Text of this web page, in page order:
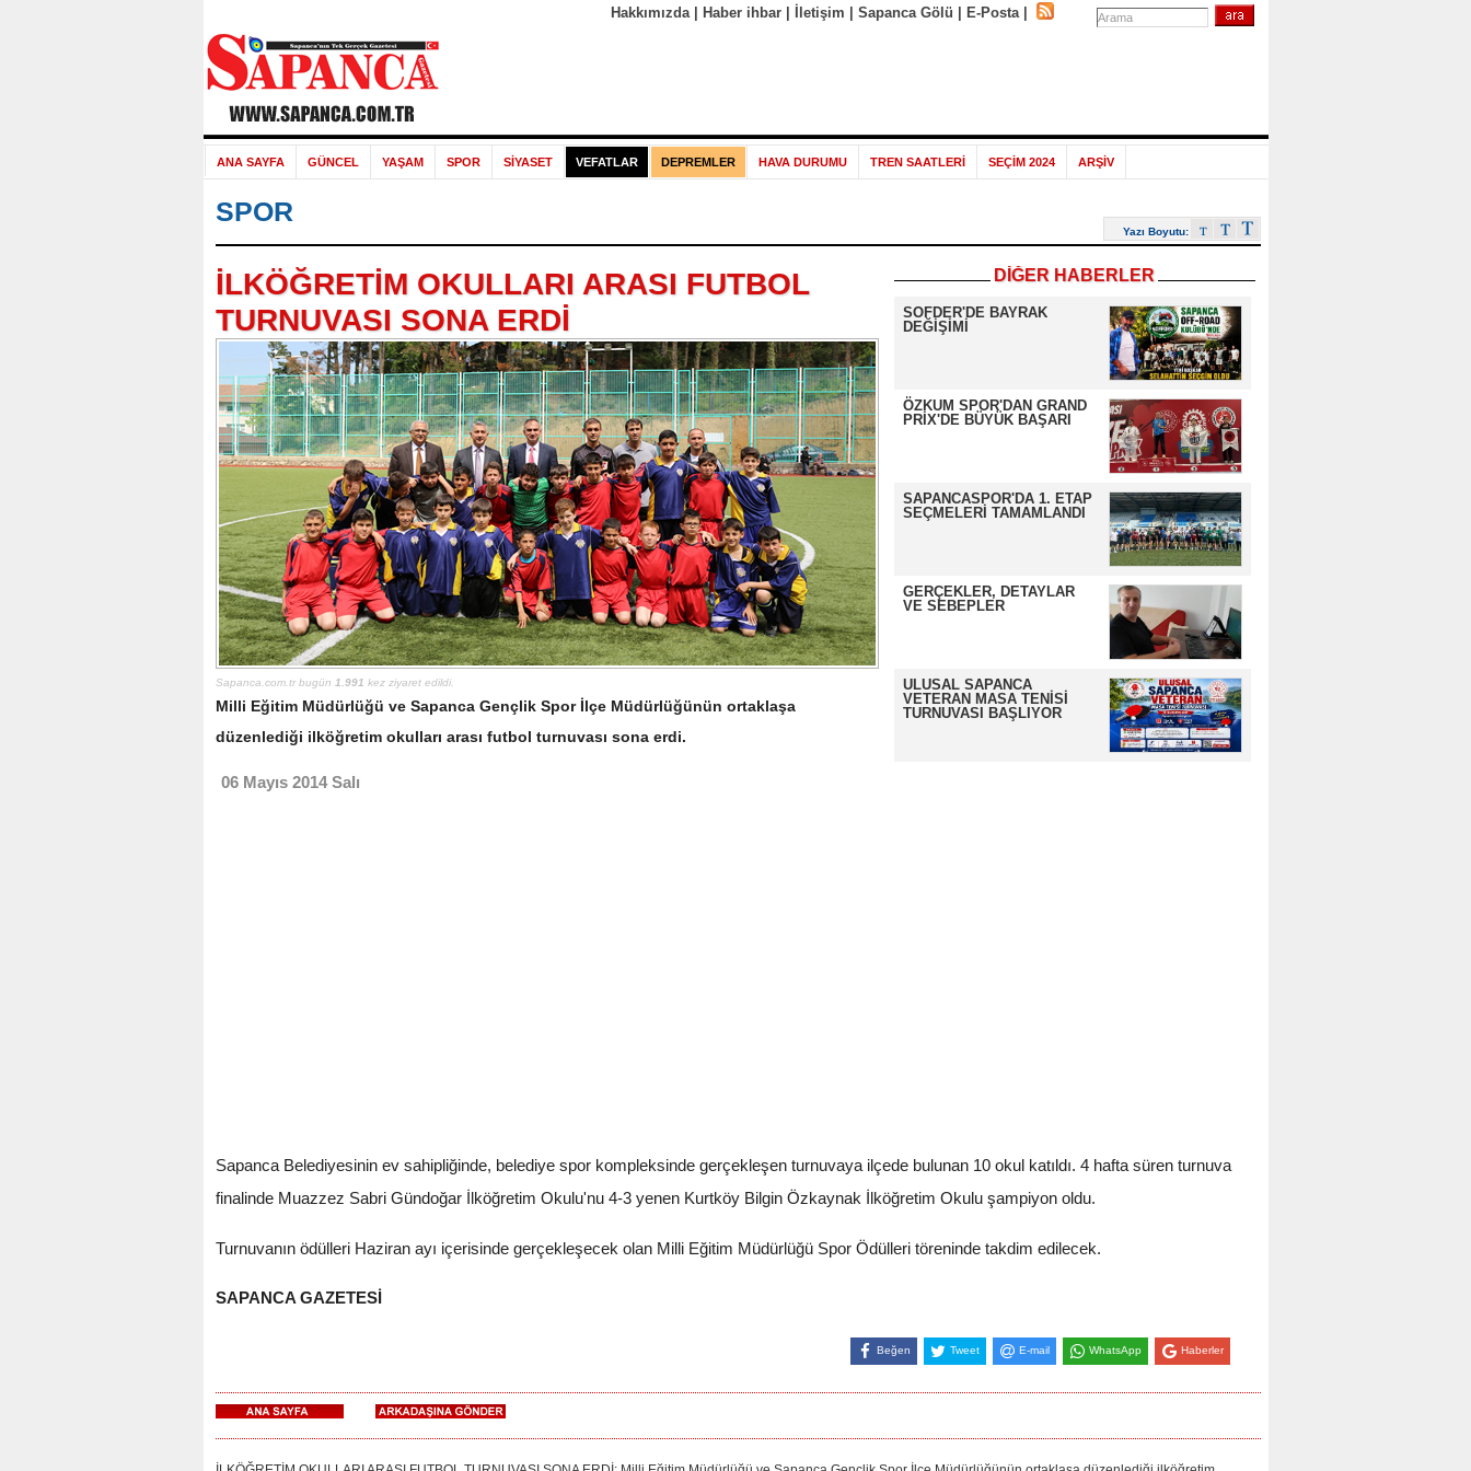
Hakkımızda| Haber ihbar| İletişim Sapanca Gölü E-Posta|
ANA SAYFA GÜNCEL YAŞAM SPOR SİYASET VEFATLAR DEPREMLER HAVA DURUMU TREN SAATLERİ SEÇİM 2024 ARŞİV
SPOR
Yazı Boyutu:
DİĞER HABERLER
SOFDER'DE BAYRAK
DEĞİŞİMİ
ÖZKUM SPOR'DAN GRAND
PRİX'DE BÜYÜK BAŞARI
SAPANCASPOR'DA 1. ETAP
SEÇMELERİ TAMAMLANDI
GERÇEKLER, DETAYLAR
VE SEBEPLER
ULUSAL SAPANCA
VETERAN MASA TENİSİ
TURNUVASI BAŞLIYOR
İLKÖĞRETİM OKULLARI ARASI FUTBOL
TURNUVASI SONA ERDİ
Sapanca.com.tr bugün 1.991 kez ziyaret edildi.
Milli Eğitim Müdürlüğü ve Sapanca Gençlik Spor İlçe Müdürlüğünün ortaklaşa
düzenlediği ilköğretim okulları arası futbol turnuvası sona erdi.
06 Mayıs 2014 Salı
Sapanca Belediyesinin ev sahipliğinde, belediye spor kompleksinde gerçekleşen turnuvaya ilçede bulunan 10 okul katıldı. 4 hafta süren turnuva
finalinde Muazzez Sabri Gündoğar İlköğretim Okulu'nu 4-3 yenen Kurtköy Bilgin Özkaynak İlköğretim Okulu şampiyon oldu.
Turnuvanın ödülleri Haziran ayı içerisinde gerçekleşecek olan Milli Eğitim Müdürlüğü Spor Ödülleri töreninde takdim edilecek.
SAPANCA GAZETESİ
Beğen Tweet E-mail WhatsApp Haberler